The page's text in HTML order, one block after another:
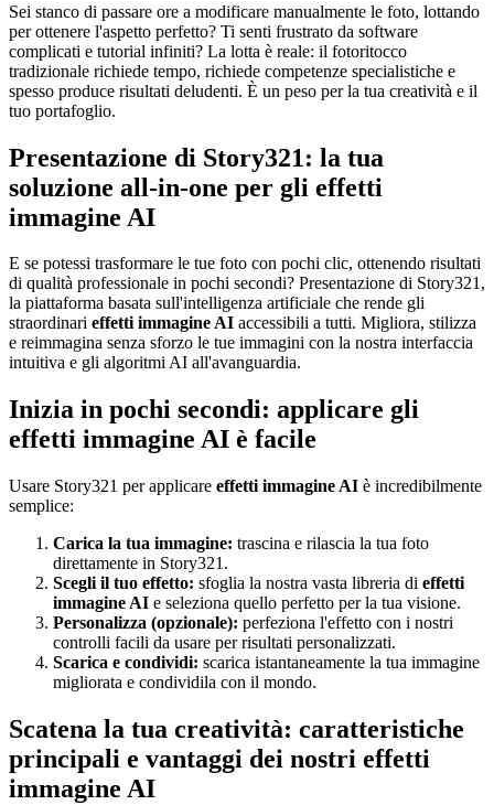
Sei stanco di passare ore a modificare manualmente le foto, lottando
per ottenere l'aspetto perfetto? Ti senti frustrato da software
complicati e tutorial infiniti? La lotta è reale: il fotoritocco
tradizionale richiede tempo, richiede competenze specialistiche e
spesso produce risultati deludenti. È un peso per la tua creatività e il
tuo portafoglio.
Presentazione di Story321: la tua
soluzione all-in-one per gli effetti
immagine AI
E se potessi trasformare le tue foto con pochi clic, ottenendo risultati
di qualità professionale in pochi secondi? Presentazione di Story321,
la piattaforma basata sull'intelligenza artificiale che rende gli
straordinari effetti immagine AI accessibili a tutti. Migliora, stilizza
e reimmagina senza sforzo le tue immagini con la nostra interfaccia
intuitiva e gli algoritmi AI all'avanguardia.
Inizia in pochi secondi: applicare gli
effetti immagine AI è facile
Usare Story321 per applicare effetti immagine AI è incredibilmente
semplice:
Carica la tua immagine: trascina e rilascia la tua foto
direttamente in Story321.
Scegli il tuo effetto: sfoglia la nostra vasta libreria di effetti
immagine AI e seleziona quello perfetto per la tua visione.
Personalizza (opzionale): perfeziona l'effetto con i nostri
controlli facili da usare per risultati personalizzati.
Scarica e condividi: scarica istantaneamente la tua immagine
migliorata e condividila con il mondo.
Scatena la tua creatività: caratteristiche
principali e vantaggi dei nostri effetti
immagine AI